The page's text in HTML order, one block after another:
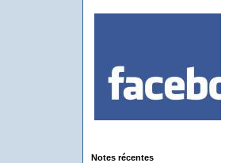
Notes récentes